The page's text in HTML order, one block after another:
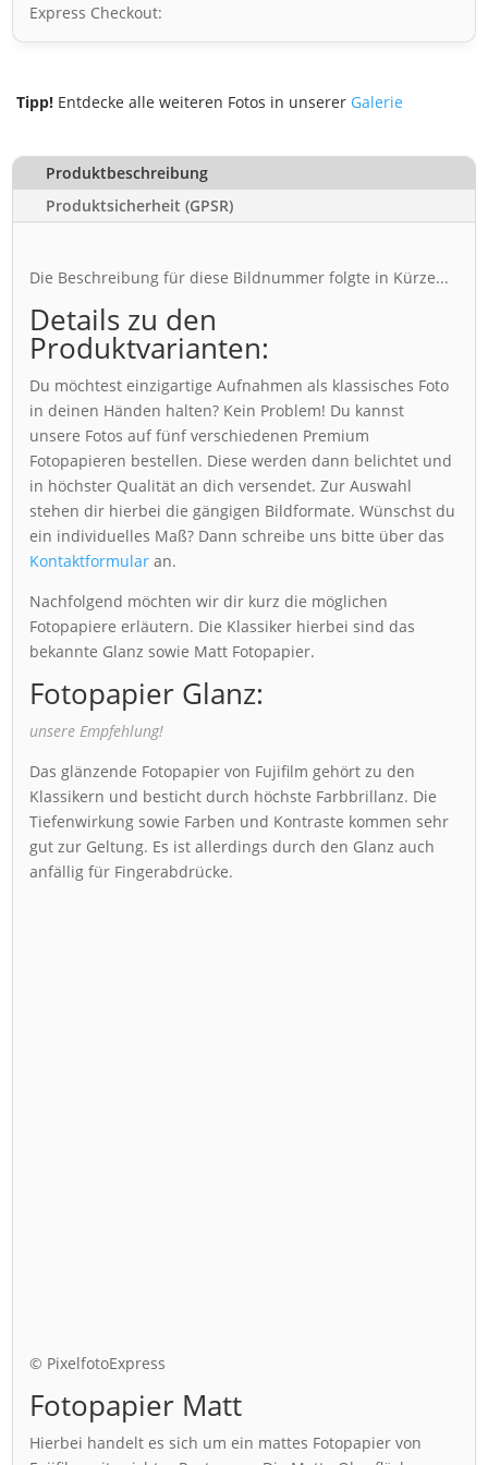
Express Checkout:
Tipp! Entdecke alle weiteren Fotos in unserer Galerie
Produktbeschreibung
Produktsicherheit (GPSR)
Die Beschreibung für diese Bildnummer folgte in Kürze...
Details zu den
Produktvarianten:
Du möchtest einzigartige Aufnahmen als klassisches Foto
in deinen Händen halten? Kein Problem! Du kannst
unsere Fotos auf fünf verschiedenen Premium
Fotopapieren bestellen. Diese werden dann belichtet und
in höchster Qualität an dich versendet. Zur Auswahl
stehen dir hierbei die gängigen Bildformate. Wünschst du
ein individuelles Maß? Dann schreibe uns bitte über das
Kontaktformular an.
Nachfolgend möchten wir dir kurz die möglichen
Fotopapiere erläutern. Die Klassiker hierbei sind das
bekannte Glanz sowie Matt Fotopapier.
Fotopapier Glanz:
unsere Empfehlung!
Das glänzende Fotopapier von Fujifilm gehört zu den
Klassikern und besticht durch höchste Farbbrillanz. Die
Tiefenwirkung sowie Farben und Kontraste kommen sehr
gut zur Geltung. Es ist allerdings durch den Glanz auch
anfällig für Fingerabdrücke.
© PixelfotoExpress
Fotopapier Matt
Hierbei handelt es sich um ein mattes Fotopapier von